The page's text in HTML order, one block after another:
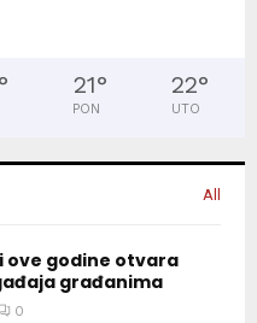
° 21°
PON
22°
UTO
All
ove godine otvara
građanima
0